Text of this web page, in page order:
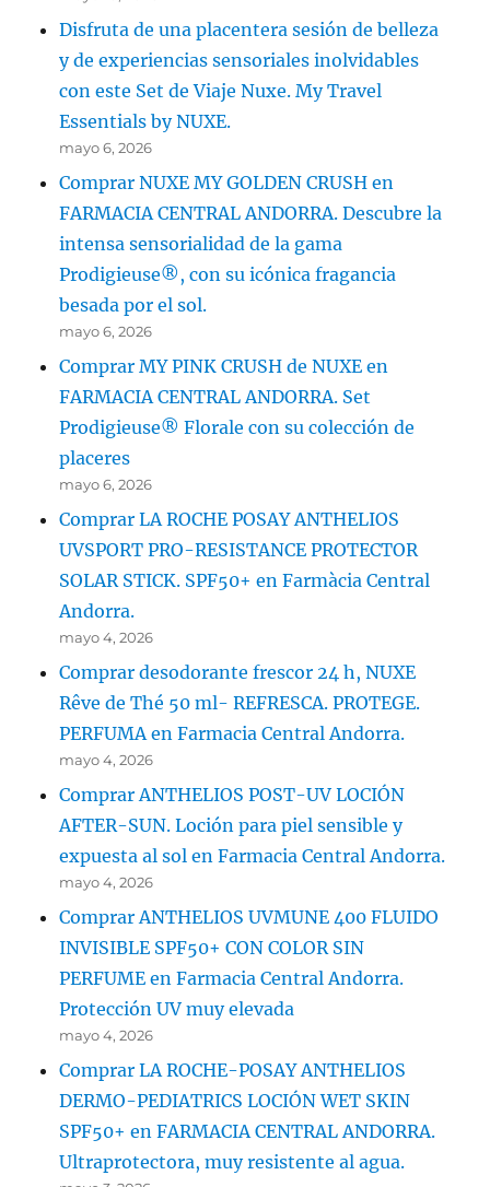
Disfruta de una placentera sesión de belleza
y de experiencias sensoriales inolvidables
con este Set de Viaje Nuxe. My Travel
Essentials by NUXE.
mayo 6, 2026
Comprar NUXE MY GOLDEN CRUSH en
FARMACIA CENTRAL ANDORRA. Descubre la
intensa sensorialidad de la gama
Prodigieuse®, con su icónica fragancia
besada por el sol.
mayo 6, 2026
Comprar MY PINK CRUSH de NUXE en
FARMACIA CENTRAL ANDORRA. Set
Prodigieuse® Florale con su colección de
placeres
mayo 6, 2026
Comprar LA ROCHE POSAY ANTHELIOS
UVSPORT PRO-RESISTANCE PROTECTOR
SOLAR STICK. SPF50+ en Farmàcia Central
Andorra.
mayo 4, 2026
Comprar desodorante frescor 24 h, NUXE
Rêve de Thé 50 ml- REFRESCA. PROTEGE.
PERFUMA en Farmacia Central Andorra.
mayo 4, 2026
Comprar ANTHELIOS POST-UV LOCIÓN
AFTER-SUN. Loción para piel sensible y
expuesta al sol en Farmacia Central Andorra.
mayo 4, 2026
Comprar ANTHELIOS UVMUNE 400 FLUIDO
INVISIBLE SPF50+ CON COLOR SIN
PERFUME en Farmacia Central Andorra.
Protección UV muy elevada
mayo 4, 2026
Comprar LA ROCHE-POSAY ANTHELIOS
DERMO-PEDIATRICS LOCIÓN WET SKIN
SPF50+ en FARMACIA CENTRAL ANDORRA.
Ultraprotectora, muy resistente al agua.